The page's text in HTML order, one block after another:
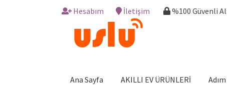
Hesabım İletişim %100 Güvenli
navigation
content
Ana Sayfa AKILLI EV ÜRÜNLERİ